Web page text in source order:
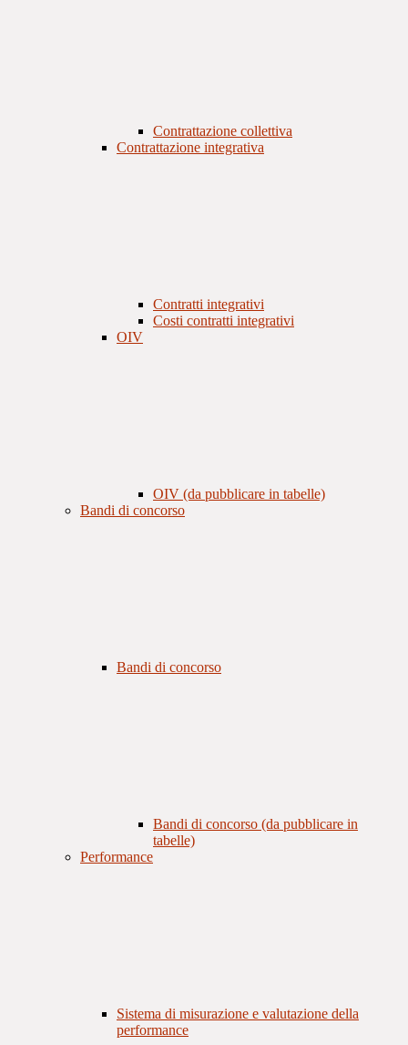
Contrattazione collettiva
Contrattazione integrativa
Contratti integrativi
Costi contratti integrativi
OIV
OIV (da pubblicare in tabelle)
Bandi di concorso
Bandi di concorso
Bandi di concorso (da pubblicare in
tabelle)
Performance
Sistema di misurazione e valutazione della
performance